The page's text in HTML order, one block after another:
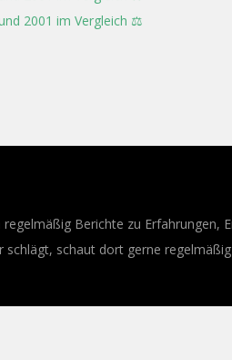
2001 im Vergleich ⚖️
Berichte zu Erfahrungen,
schaut dort gerne